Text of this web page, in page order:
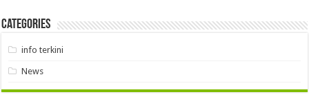
Categories
info terkini
News